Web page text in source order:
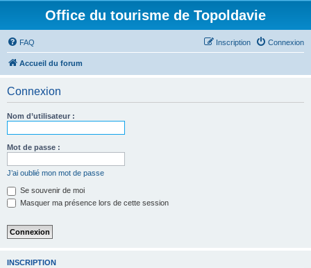
Office du tourisme de Topoldavie
FAQ Connexion
Inscription
Accueil du forum
Connexion
Nom d’utilisateur :
Mot de passe :
J’ai oublié mon mot de passe
Se souvenir de moi
Masquer ma présence lors de cette session
INSCRIPTION